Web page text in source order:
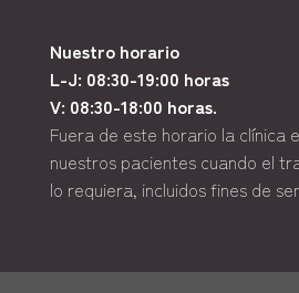
Nuestro horario
L-J: 08:30-19:00 horas
V: 08:30-18:00 horas.
Fuera de este horario la clínica
nuestros pacientes cuando el
lo requiera, incluidos fines de